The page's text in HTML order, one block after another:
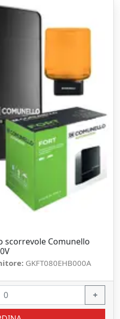
scorrevole Comunello
GKFT080EHB000A
+